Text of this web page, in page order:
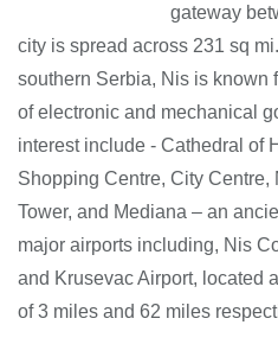
gateway
city is spread across 231 sq
southern Serbia, Nis is known
of electronic and mechanical
interest include - Cathedral of
Shopping Centre, City Centre,
Tower, and Mediana – an
major airports including, Nis
and Krusevac Airport, located
of 3 miles and 62 miles